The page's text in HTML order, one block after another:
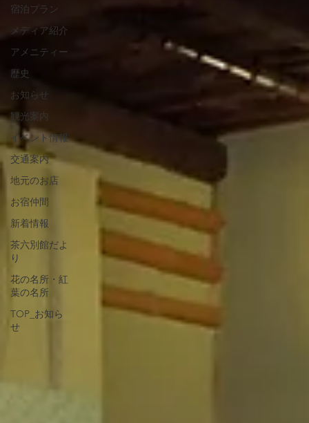
宿泊プラン
メディア紹介
アメニティー
歴史
お知らせ
観光案内
イベント情報
交通案内
地元のお店
お宿仲間
新着情報
茶六別館だよ
り
花の名所・紅
葉の名所
TOP_お知ら
せ